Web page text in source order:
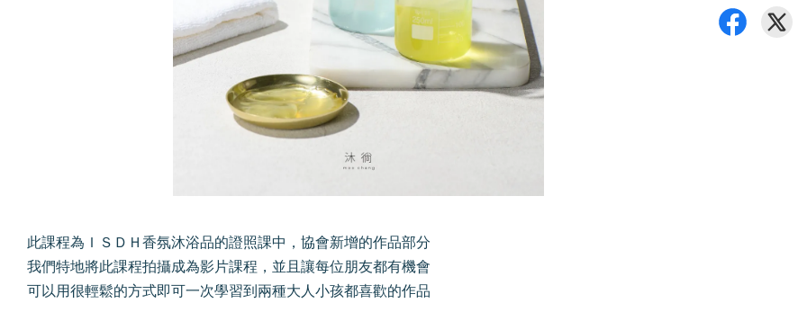
此課程為ＩＳＤＨ香氛沐浴品的證照課中，協會新增的作品部分
我們特地將此課程拍攝成為影片課程，並且讓每位朋友都有機會
可以用很輕鬆的方式即可一次學習到兩種大人小孩都喜歡的作品